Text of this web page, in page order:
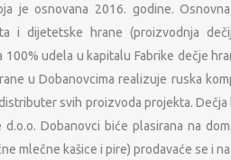
je osnovana 2016. godine.
i dijetetske hrane (proizvodnja
100% udela u kapitalu Fabrike dečje
u Dobanovcima realizuje ruska
svih proizvoda projekta.
Dobanovci biće plasirana na
mlečne kašice i pire) prodavaće se i
20223782
4674
165-9568-53
ISO 9001:2008
ISO 14001:2004
Lokeri
Oprema za
NAŠI
Primat RD